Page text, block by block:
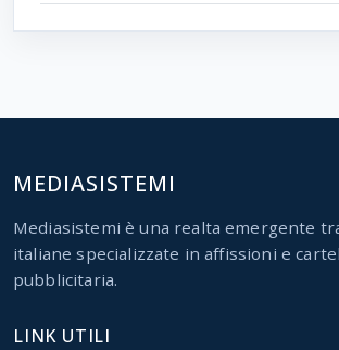
MEDIASISTEMI
Mediasistemi è una realta emergente
italiane specializzate in affissioni e
pubblicitaria.
LINK UTILI